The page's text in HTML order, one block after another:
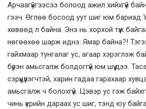
Арчаагүйгээсээ болоод ажил хийхгүй
гээч. Өглөө босоод уут шиг юм бариад
хөвөөд л байна. Энэ нь хорхой түүж
нөгөөхөө шарж иднэ. Ямар байна?!
гайхмаар тунгалаг ус, агаар хэрэглэж
бүрэн амьсгалж болдоггүй юм шүү дээ.
сэрүүцүүлэгчтэй, харин гадаа гарахаар
амьсгалж ч болохгүй. Цэвэр ус гэж
чинь үерийн дараах ус шиг, тэнд юу